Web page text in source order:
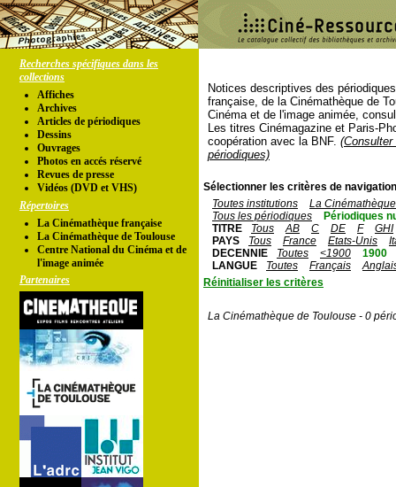
Recherches spécifiques dans les
collections
Affiches
Archives
Articles de périodiques
Dessins
Ouvrages
Photos en accés réservé
Revues de presse
Vidéos (DVD et VHS)
Répertoires
La Cinémathèque française
La Cinémathèque de Toulouse
Centre National du Cinéma et de
l'image animée
Partenaires
Notices descriptives des
française, de la Cinémathèque de
Cinéma et de l'image animée,
Les titres Cinémagazine et Paris-
coopération avec la BNF.
périodiques)
Sélectionner les critères de
Toutes institutions
La
Tous les périodiques
Périodiques
TITRE
Tous AB C DE F
GHI
PAYS
Tous France Etats-Unis
DECENNIE
Toutes <1900
1900
LANGUE
Toutes Français
Réinitialiser les critères
La Cinémathèque de Toulouse - 0